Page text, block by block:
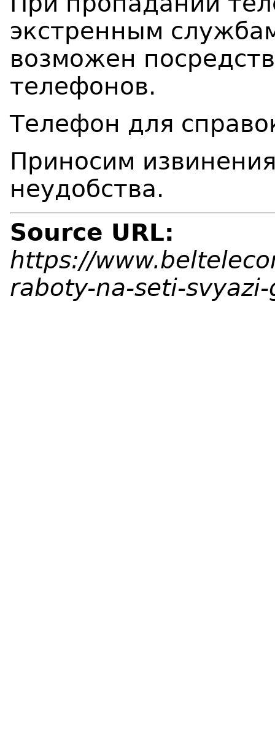
экстренным
возможен
телефонов.
Телефон для
Приносим
неудобства.
Source URL:
https://
raboty-na-seti-